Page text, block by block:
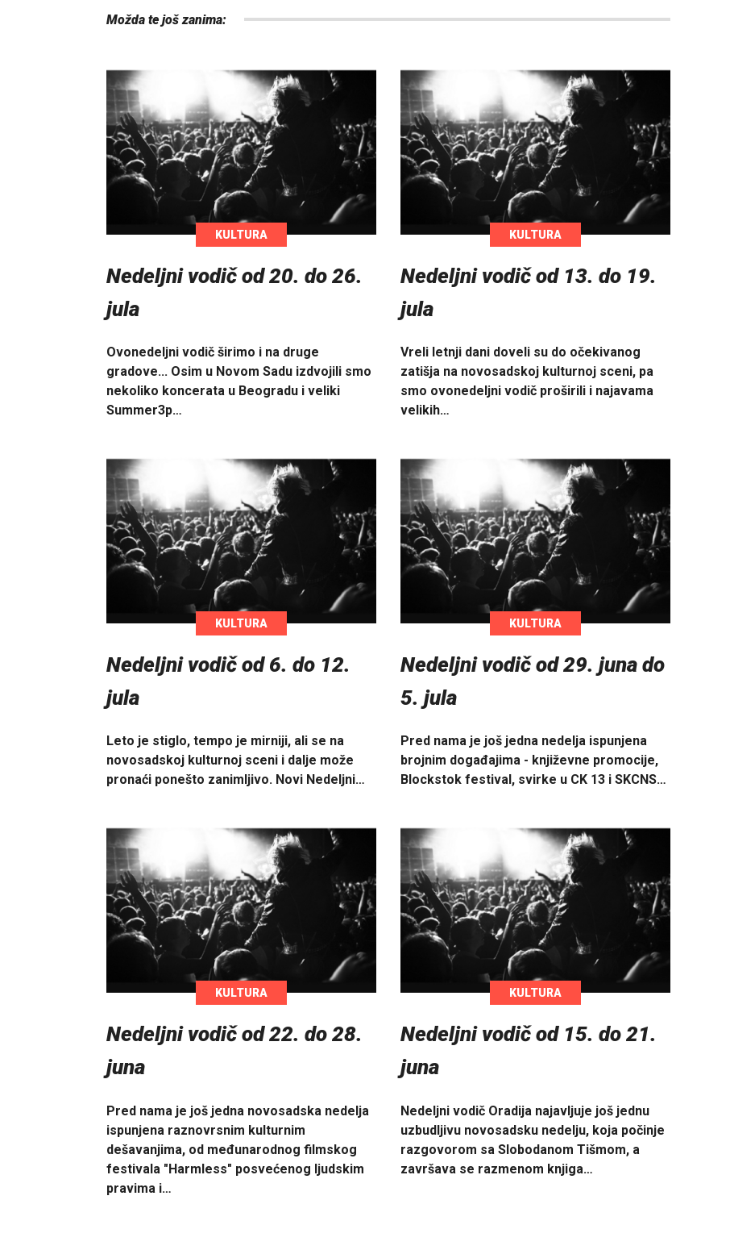
Možda te još zanima:
KULTURA
Nedeljni vodič od 20. do 26.
jula
Ovonedeljni vodič širimo i na druge
gradove... Osim u Novom Sadu izdvojili smo
nekoliko koncerata u Beogradu i veliki
Summer3p…
KULTURA
Nedeljni vodič od 13. do 19.
jula
Vreli letnji dani doveli su do očekivanog
zatišja na novosadskoj kulturnoj sceni, pa
smo ovonedeljni vodič proširili i najavama
velikih…
KULTURA
Nedeljni vodič od 6. do 12.
jula
Leto je stiglo, tempo je mirniji, ali se na
novosadskoj kulturnoj sceni i dalje može
pronaći ponešto zanimljivo. Novi Nedeljni…
KULTURA
Nedeljni vodič od 29. juna do
5. jula
Pred nama je još jedna nedelja ispunjena
brojnim događajima - književne promocije,
Blockstok festival, svirke u CK 13 i SKCNS…
KULTURA
Nedeljni vodič od 22. do 28.
juna
Pred nama je još jedna novosadska nedelja
ispunjena raznovrsnim kulturnim
dešavanjima, od međunarodnog filmskog
festivala "Harmless" posvećenog ljudskim
pravima i…
KULTURA
Nedeljni vodič od 15. do 21.
juna
Nedeljni vodič Oradija najavljuje još jednu
uzbudljivu novosadsku nedelju, koja počinje
razgovorom sa Slobodanom Tišmom, a
završava se razmenom knjiga…